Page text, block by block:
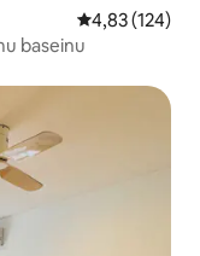
Vidutinis
4,83 (124)
baseinu